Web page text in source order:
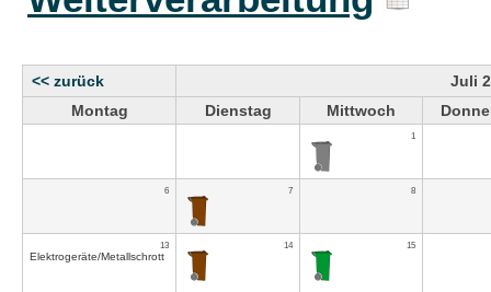
<< zurück
Juli
Montag
Dienstag Mittwoch
1
6 7 8
13
Elektrogeräte/Metallschrott
14 15